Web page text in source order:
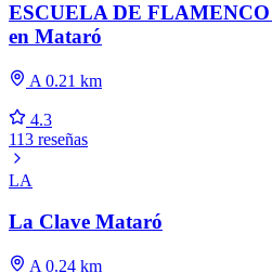
ESCUELA DE FLAMENCO
en Mataró
A 0.21 km
4.3
113 reseñas
LA
La Clave Mataró
A 0.24 km